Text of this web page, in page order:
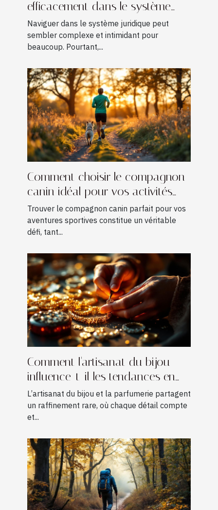
efficacement dans le système
juridique
Naviguer dans le système juridique peut
sembler complexe et intimidant pour
beaucoup. Pourtant,...
Comment choisir le compagnon
canin idéal pour vos activités
sportives ?
Trouver le compagnon canin parfait pour vos
aventures sportives constitue un véritable
défi, tant...
Comment l'artisanat du bijou
influence-t-il les tendances en
parfumerie ?
L’artisanat du bijou et la parfumerie partagent
un raffinement rare, où chaque détail compte
et...